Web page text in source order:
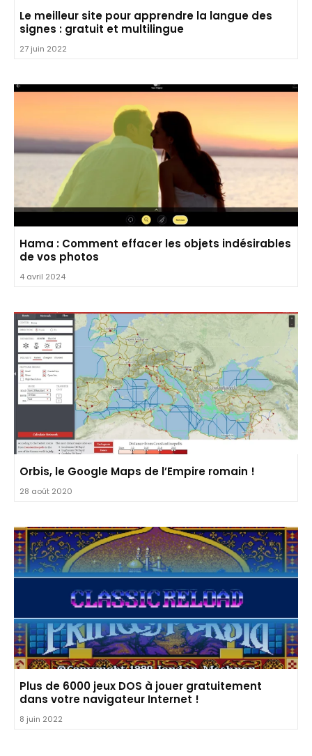
Le meilleur site pour apprendre la langue des
signes : gratuit et multilingue
27 juin 2022
Hama : Comment effacer les objets indésirables
de vos photos
4 avril 2024
Orbis, le Google Maps de l’Empire romain !
28 août 2020
Plus de 6000 jeux DOS à jouer gratuitement
dans votre navigateur Internet !
8 juin 2022